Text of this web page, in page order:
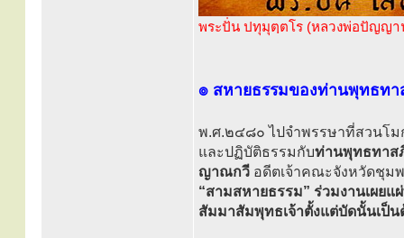
พระปั่น ปทุมุตฺตโร (หลวงพ่อปัญญ
๏ สหายธรรมของท่านพุทธท
พ.ศ.๒๔๘๐ ไปจำพรรษาที่สวนโม
และปฏิบัติธรรมกับท่านพุทธทาส
ญาณกวี อดีตเจ้าคณะจังหวัดชุม
“สามสหายธรรม” ร่วมงานเผย
สัมมาสัมพุทธเจ้าตั้งแต่บัดนั้นเป็